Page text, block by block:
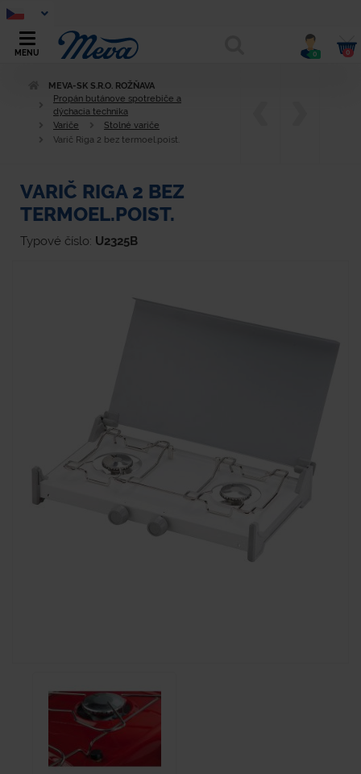
MENU 0 0
MEVA-SK S.R.O. ROŽŇAVA
Propán butánove spotrebiče a
dýchacia technika
Variče
Stolné variče
Varič Riga 2 bez termoel.poist.
VARIČ RIGA 2 BEZ
TERMOEL.POIST.
Typové číslo: U2325B